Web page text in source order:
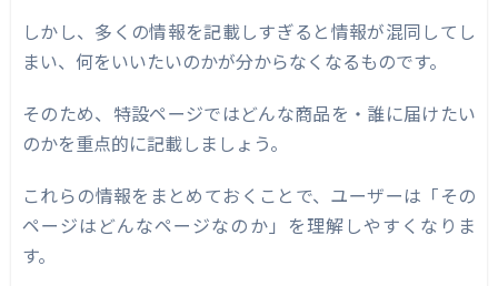
しかし、多くの情報を記載しすぎると情報が混同してし
まい、何をいいたいのかが分からなくなるものです。
そのため、特設ページではどんな商品を・誰に届けたい
のかを重点的に記載しましょう。
これらの情報をまとめておくことで、ユーザーは「その
ページはどんなページなのか」を理解しやすくなりま
す。